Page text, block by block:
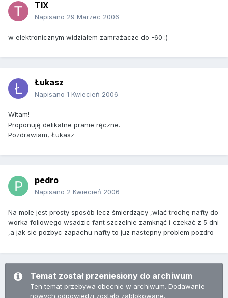
TIX
Napisano 29 Marzec 2006
w elektronicznym widziałem zamrażacze do -60 :)
Łukasz
Napisano 1 Kwiecień 2006
Witam!
Proponuję delikatne pranie ręczne.
Pozdrawiam, Łukasz
pedro
Napisano 2 Kwiecień 2006
Na mole jest prosty sposób lecz śmierdzący ,wlać trochę nafty do
worka foliowego wsadzic fant szczelnie zamknąć i czekać z 5 dni
,a jak sie pozbyc zapachu nafty to juz nastepny problem pozdro
Temat został przeniesiony do archiwum
Ten temat przebywa obecnie w archiwum. Dodawanie
nowych odpowiedzi zostało zablokowane.